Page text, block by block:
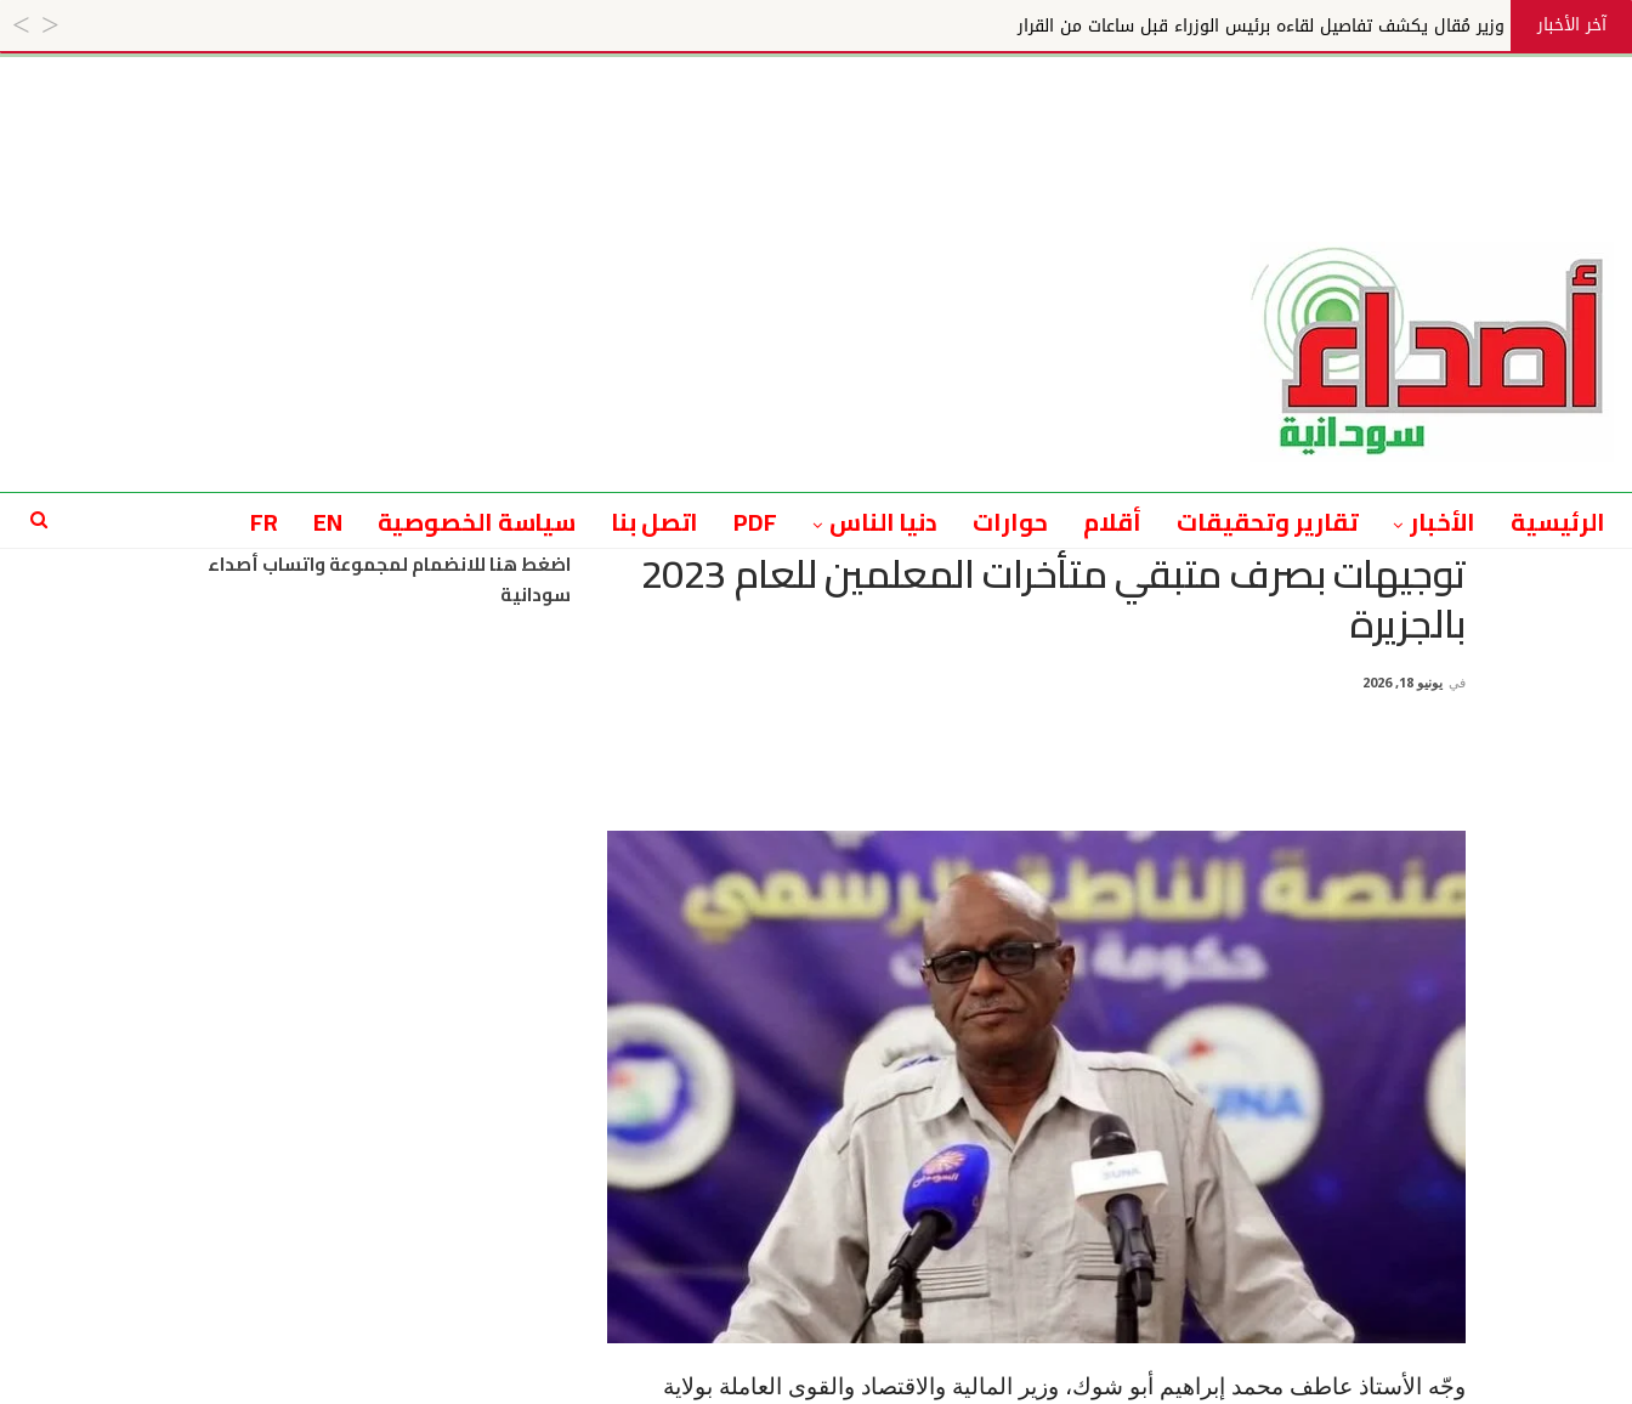
آخر الأخبار وزير مُقال يكشف تفاصيل لقاءه برئيس الوزراء قبل ساعات من القرار
الرئيسية الأخبار تقارير وتحقيقات أقلام حوارات دنيا الناس PDF اتصل بنا سياسة الخصوصية EN
FR
توجيهات بصرف متبقي متأخرات المعلمين للعام 2023
بالجزيرة
في يونيو 18, 2026
وجّه الأستاذ عاطف محمد إبراهيم أبو شوك، وزير المالية والاقتصاد والقوى العاملة بولاية
اضغط هنا للانضمام لمجموعة واتساب أصداء
سودانية